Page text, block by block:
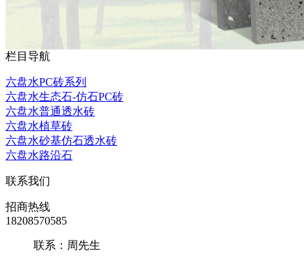
栏目导航
六盘水PC砖系列
六盘水生态石-仿石PC砖
六盘水普通透水砖
六盘水植草砖
六盘水砂基仿石透水砖
六盘水路沿石
联系我们
招商热线
18208570585
联系：周先生